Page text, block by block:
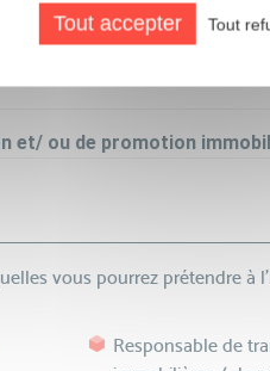
entre les parties
et/ ou de promotion
vous pourrez prétendre à
Responsable de
Tout accepter Tout